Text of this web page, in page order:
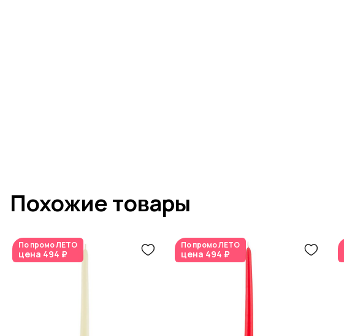
Похожие товары
По промоЛЕТО
цена 494 ₽
По промоЛЕТО
цена 494 ₽